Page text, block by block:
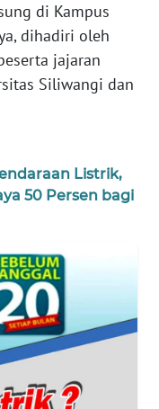
di Kampus
dihadiri oleh
jajaran
Siliwangi dan
Listrik,
50 Persen bagi